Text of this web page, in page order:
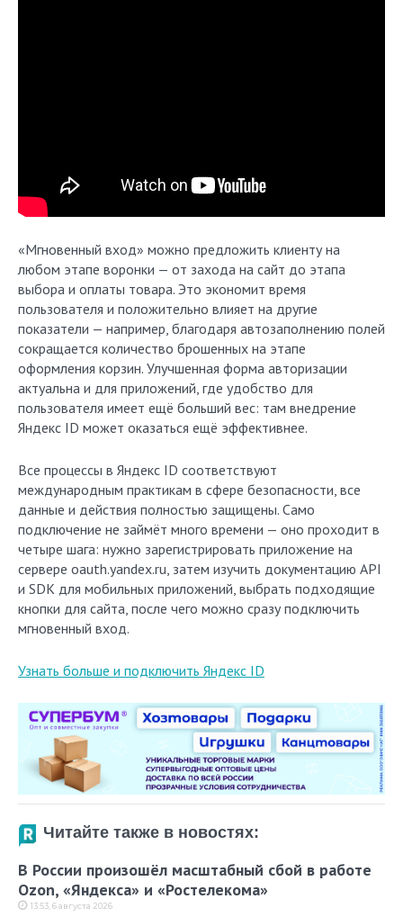
«Мгновенный вход» можно предложить клиенту на
любом этапе воронки — от захода на сайт до этапа
выбора и оплаты товара. Это экономит время
пользователя и положительно влияет на другие
показатели — например, благодаря автозаполнению полей
сокращается количество брошенных на этапе
оформления корзин. Улучшенная форма авторизации
актуальна и для приложений, где удобство для
пользователя имеет ещё больший вес: там внедрение
Яндекс ID может оказаться ещё эффективнее.
Все процессы в Яндекс ID соответствуют
международным практикам в сфере безопасности, все
данные и действия полностью защищены. Само
подключение не займёт много времени — оно проходит в
четыре шага: нужно зарегистрировать приложение на
сервере oauth.yandex.ru, затем изучить документацию API
и SDK для мобильных приложений, выбрать подходящие
кнопки для сайта, после чего можно сразу подключить
мгновенный вход.
Узнать больше и подключить Яндекс ID
Читайте также в новостях:
В России произошёл масштабный сбой в работе
Ozon, «Яндекса» и «Ростелекома»
13:53, 6 августа 2026